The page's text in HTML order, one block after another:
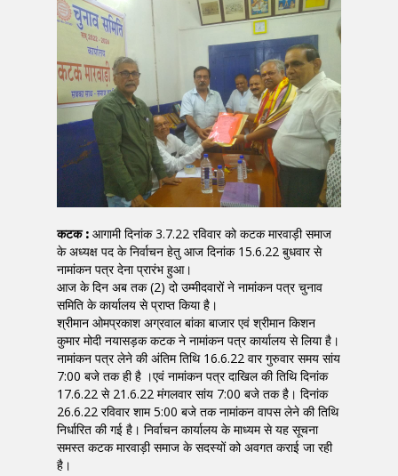
कटक : आगामी दिनांक 3.7.22 रविवार को कटक मारवाड़ी समाज
के अध्यक्ष पद के निर्वाचन हेतु आज दिनांक 15.6.22 बुधवार से
नामांकन पत्र देना प्रारंभ हुआ।
आज के दिन अब तक (2) दो उम्मीदवारों ने नामांकन पत्र चुनाव
समिति के कार्यालय से प्राप्त किया है।
श्रीमान ओमप्रकाश अग्रवाल बांका बाजार एवं श्रीमान किशन
कुमार मोदी नयासड़क कटक ने नामांकन पत्र कार्यालय से लिया है।
नामांकन पत्र लेने की अंतिम तिथि 16.6.22 वार गुरुवार समय सांय
7:00 बजे तक ही है ।एवं नामांकन पत्र दाखिल की तिथि दिनांक
17.6.22 से 21.6.22 मंगलवार सांय 7:00 बजे तक है। दिनांक
26.6.22 रविवार शाम 5:00 बजे तक नामांकन वापस लेने की तिथि
निर्धारित की गई है। निर्वाचन कार्यालय के माध्यम से यह सूचना
समस्त कटक मारवाड़ी समाज के सदस्यों को अवगत कराई जा रही
है।